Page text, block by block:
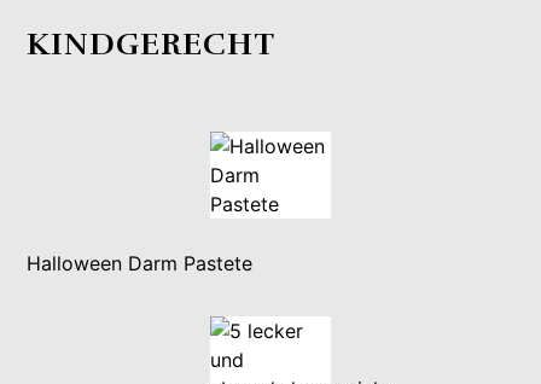
KINDGERECHT
Halloween Darm Pastete